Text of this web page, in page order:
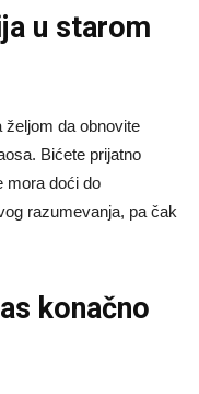
u starom
da obnovite
Bićete prijatno
mora doći do
razumevanja, pa čak
konačno